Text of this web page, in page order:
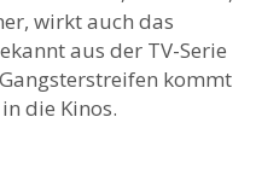
wirkt auch das
aus der TV-Serie
kommt
die Kinos.